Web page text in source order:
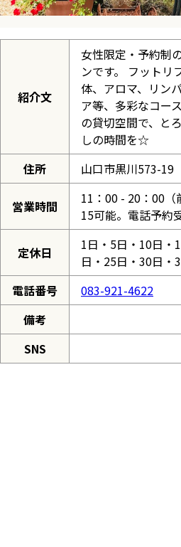
紹介文
女性限定・予約制
ンです。 フットリ
体、アロマ、リン
ア等、多彩なコー
の貸切空間で、と
しの時間を☆
住所
山口市黒川573-19
営業時間
11：00 - 20：00（
15可能。電話予約
定休日
1日・5日・10日・
日・25日・30日・
電話番号
083-921-4622
備考
SNS